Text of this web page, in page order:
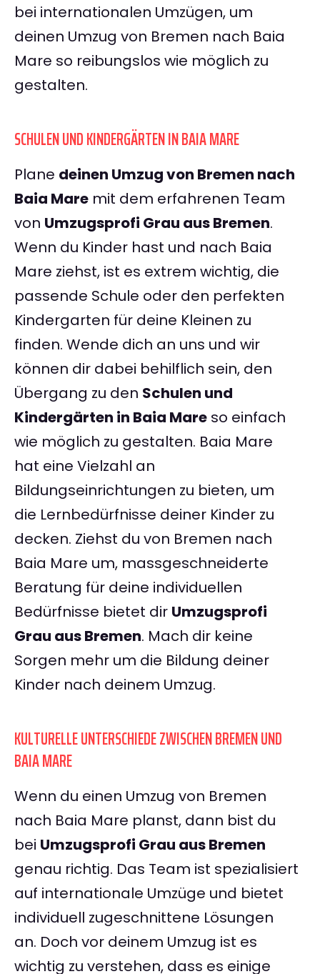
bei internationalen Umzügen, um
deinen Umzug von Bremen nach Baia
Mare so reibungslos wie möglich zu
gestalten.
SCHULEN UND KINDERGÄRTEN IN BAIA MARE
Plane deinen Umzug von Bremen nach
Baia Mare mit dem erfahrenen Team
von Umzugsprofi Grau aus Bremen.
Wenn du Kinder hast und nach Baia
Mare ziehst, ist es extrem wichtig, die
passende Schule oder den perfekten
Kindergarten für deine Kleinen zu
finden. Wende dich an uns und wir
können dir dabei behilflich sein, den
Übergang zu den Schulen und
Kindergärten in Baia Mare so einfach
wie möglich zu gestalten. Baia Mare
hat eine Vielzahl an
Bildungseinrichtungen zu bieten, um
die Lernbedürfnisse deiner Kinder zu
decken. Ziehst du von Bremen nach
Baia Mare um, massgeschneiderte
Beratung für deine individuellen
Bedürfnisse bietet dir Umzugsprofi
Grau aus Bremen. Mach dir keine
Sorgen mehr um die Bildung deiner
Kinder nach deinem Umzug.
KULTURELLE UNTERSCHIEDE ZWISCHEN BREMEN UND
BAIA MARE
Wenn du einen Umzug von Bremen
nach Baia Mare planst, dann bist du
bei Umzugsprofi Grau aus Bremen
genau richtig. Das Team ist spezialisiert
auf internationale Umzüge und bietet
individuell zugeschnittene Lösungen
an. Doch vor deinem Umzug ist es
wichtig zu verstehen, dass es einige